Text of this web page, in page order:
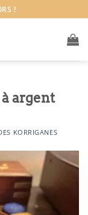
!
argent
KORRIGANES